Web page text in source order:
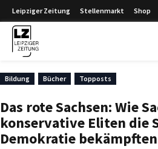
Leipziger Zeitung Stellenmarkt Shop
Bildung Bücher Topposts
Das rote Sachsen: Wie
konservative Eliten die
Demokratie bekämpften